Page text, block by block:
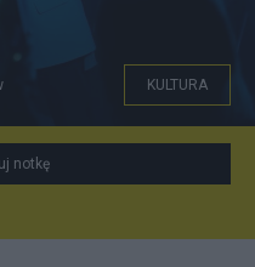
KULTURA
notkę